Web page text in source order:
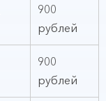
900
рублей
900
рублей